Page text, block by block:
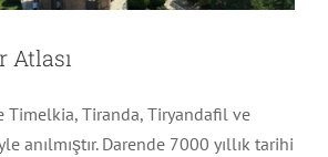
Atlası
Timelkia, Tiranda, Tiryandafil ve
anılmıştır. Darende 7000 yıllık tarihi